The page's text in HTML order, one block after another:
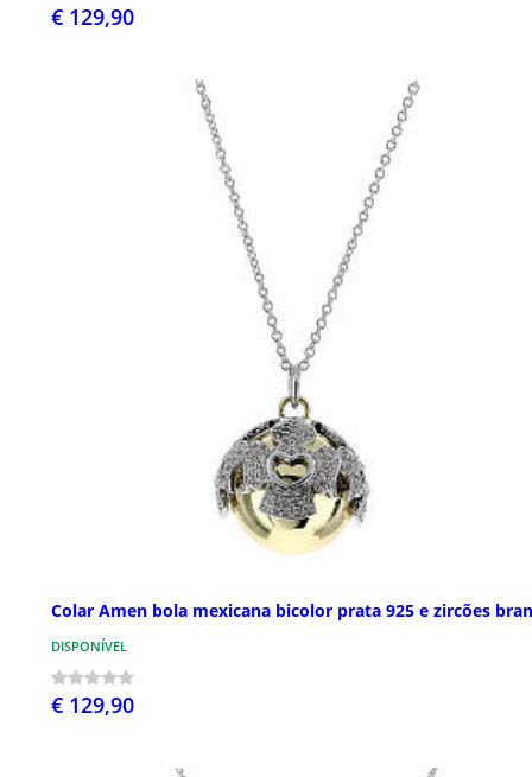
€ 129,90
Colar Amen bola mexicana bicolor prata 925 e zircões
DISPONÍVEL
€ 129,90